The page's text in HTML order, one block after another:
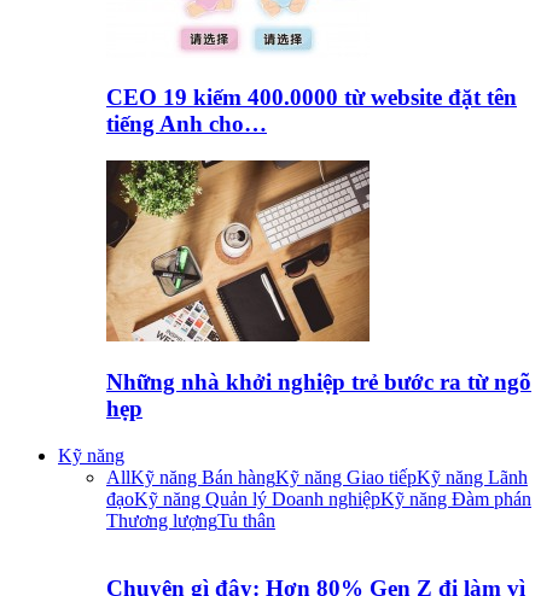
CEO 19 kiếm 400.0000 từ website đặt tên
tiếng Anh cho…
Những nhà khởi nghiệp trẻ bước ra từ ngõ
hẹp
Kỹ năng
AllKỹ năng Bán hàngKỹ năng Giao tiếpKỹ năng Lãnh
đạoKỹ năng Quản lý Doanh nghiệpKỹ năng Đàm phán
Thương lượngTu thân
Chuyện gì đây: Hơn 80% Gen Z đi làm vì